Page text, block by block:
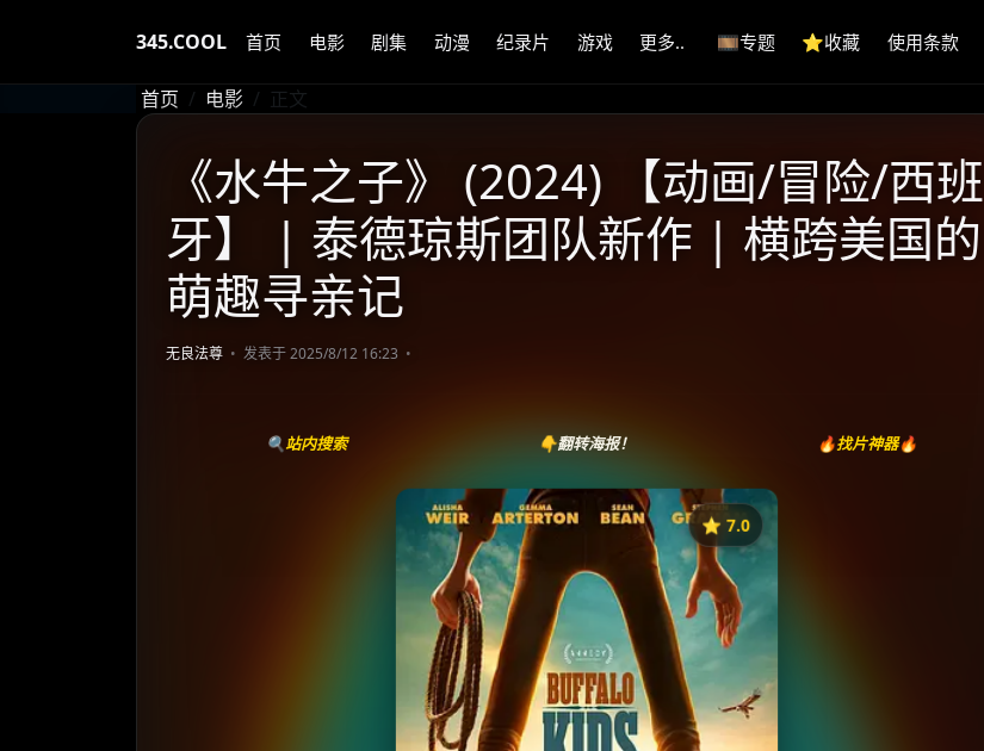
345.COOL 首页 电影 剧集 动漫 纪录片 游戏 更多.. 🎞️专题 ⭐️收藏 使用条款
首页 电影 正文
《水牛之子》 (2024) 【动画/冒险/西班
牙】 | 泰德琼斯团队新作 | 横跨美国的
萌趣寻亲记
无良法尊 发表于 2025/8/12 16:23
🔍站内搜索 👇翻转海报！ 🔥找片神器🔥
⭐️ 7.0
《水牛之子》
⭐
收藏
⭐️ 评分：7.0 | 🎬 2024年
夸克网盘